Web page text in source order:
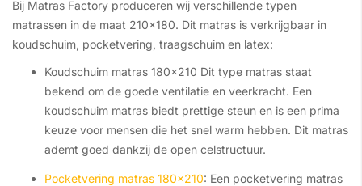
Bij Matras Factory produceren wij verschillende typen
matrassen in de maat 210x180. Dit matras is verkrijgbaar in
koudschuim, pocketvering, traagschuim en latex:
Koudschuim matras 180x210 Dit type matras staat
bekend om de goede ventilatie en veerkracht. Een
koudschuim matras biedt prettige steun en is een prima
keuze voor mensen die het snel warm hebben. Dit matras
ademt goed dankzij de open celstructuur.
Pocketvering matras 180x210: Een pocketvering matras